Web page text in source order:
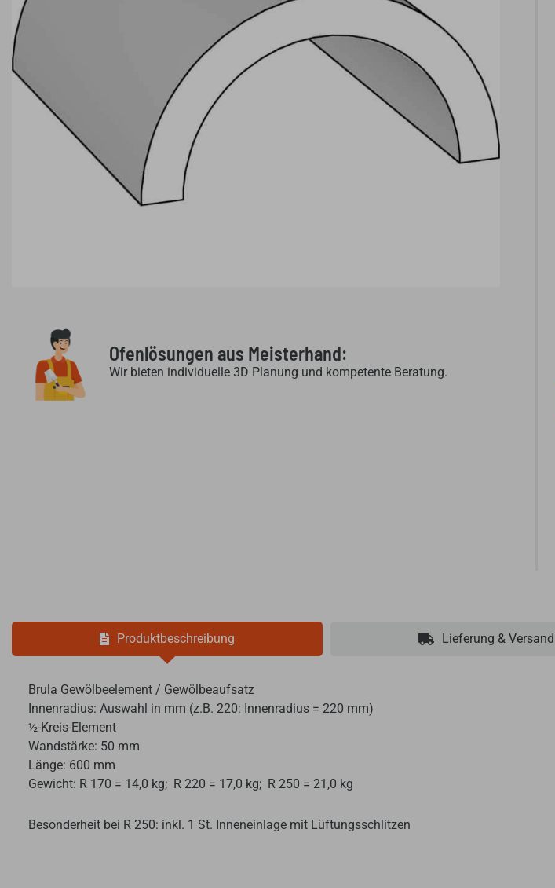
Ofenlösungen aus Meisterhand:
Wir bieten individuelle 3D Planung und kompetente Beratung.
Produktbeschreibung Lieferung & Versand
Brula Gewölbeelement / Gewölbeaufsatz
Innenradius: Auswahl in mm (z.B. 220: Innenradius = 220 mm)
½-Kreis-Element
Wandstärke: 50 mm
Länge: 600 mm
Gewicht: R 170 = 14,0 kg; R 220 = 17,0 kg; R 250 = 21,0 kg
Besonderheit bei R 250: inkl. 1 St. Inneneinlage mit Lüftungsschlitzen